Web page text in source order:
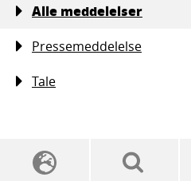
Alle meddelelser
Pressemeddelelse
Tale
SSW politics from A to Z